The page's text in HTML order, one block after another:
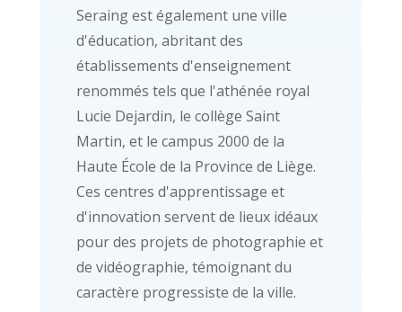
Seraing est également une ville
d'éducation, abritant des
établissements d'enseignement
renommés tels que l'athénée royal
Lucie Dejardin, le collège Saint
Martin, et le campus 2000 de la
Haute École de la Province de Liège.
Ces centres d'apprentissage et
d'innovation servent de lieux idéaux
pour des projets de photographie et
de vidéographie, témoignant du
caractère progressiste de la ville.